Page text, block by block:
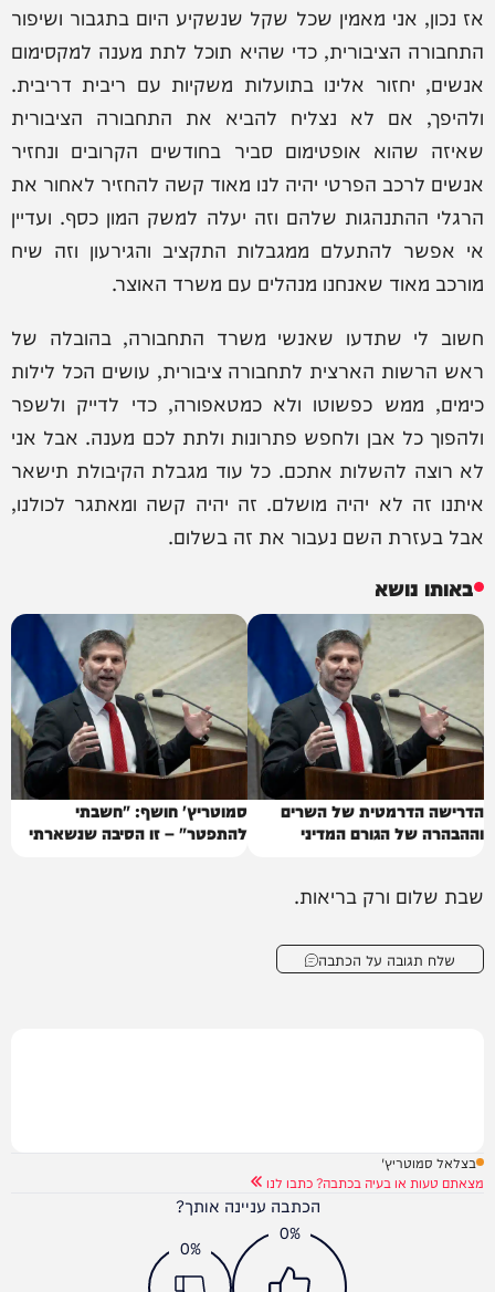
אז נכון, אני מאמין שכל שקל שנשקיע היום בתגבור ושיפור
התחבורה הציבורית, כדי שהיא תוכל לתת מענה למקסימום
אנשים, יחזור אלינו בתועלות משקיות עם ריבית דריבית.
ולהיפך, אם לא נצליח להביא את התחבורה הציבורית
שאיזה שהוא אופטימום סביר בחודשים הקרובים ונחזיר
אנשים לרכב הפרטי יהיה לנו מאוד קשה להחזיר לאחור את
הרגלי ההתנהגות שלהם וזה יעלה למשק המון כסף. ועדיין
אי אפשר להתעלם ממגבלות התקציב והגירעון וזה שיח
מורכב מאוד שאנחנו מנהלים עם משרד האוצר.
חשוב לי שתדעו שאנשי משרד התחבורה, בהובלה של
ראש הרשות הארצית לתחבורה ציבורית, עושים הכל לילות
כימים, ממש כפשוטו ולא כמטאפורה, כדי לדייק ולשפר
ולהפוך כל אבן ולחפש פתרונות ולתת לכם מענה. אבל אני
לא רוצה להשלות אתכם. כל עוד מגבלת הקיבולת תישאר
איתנו זה לא יהיה מושלם. זה יהיה קשה ומאתגר לכולנו,
אבל בעזרת השם נעבור את זה בשלום.
באותו נושא
הדרישה הדרמטית של השרים
וההבהרה של הגורם המדיני
סמוטריץ' חושף: "חשבתי
להתפטר" – זו הסיבה שנשארתי
שבת שלום ורק בריאות.
שלח תגובה על הכתבה
בצלאל סמוטריץ'
מצאתם טעות או בעיה בכתבה? כתבו לנו
הכתבה עניינה אותך?
0%
0%